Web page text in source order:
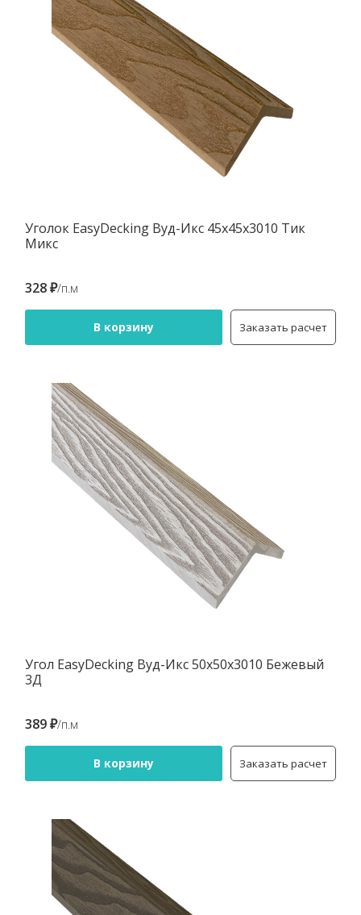
Уголок EasyDecking Вуд-Икс 45х45х3010 Тик
Микс
328 ₽/п.м
В корзину Заказать расчет
Угол EasyDecking Вуд-Икс 50х50х3010 Бежевый
3Д
389 ₽/п.м
В корзину Заказать расчет